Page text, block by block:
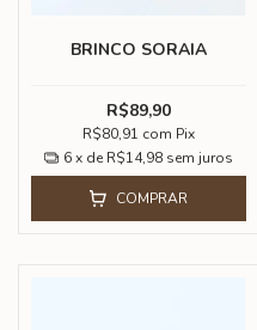
BRINCO SORAIA
R$89,90
R$80,91 com Pix
6 x de R$14,98 sem juros
COMPRAR